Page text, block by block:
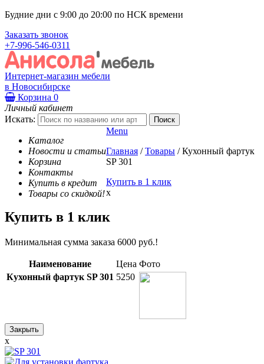
Будние дни с 9:00 до 20:00 по НСК времени
Заказать звонок
+7-996-546-0311
Интернет-магазин мебели
в Новосибирске
Корзина 0
Личный кабинет
Искать:
Каталог
Новости и статьи
Корзина
Контакты
Купить в кредит
Товары со скидкой!
Menu
Главная / Товары / Кухонный фартук
SP 301
Купить в 1 клик
x
Купить в 1 клик
Минимальная сумма заказа 6000 руб.!
Наименование Цена Фото
Кухонный фартук SP 301 5250
Закрыть
x